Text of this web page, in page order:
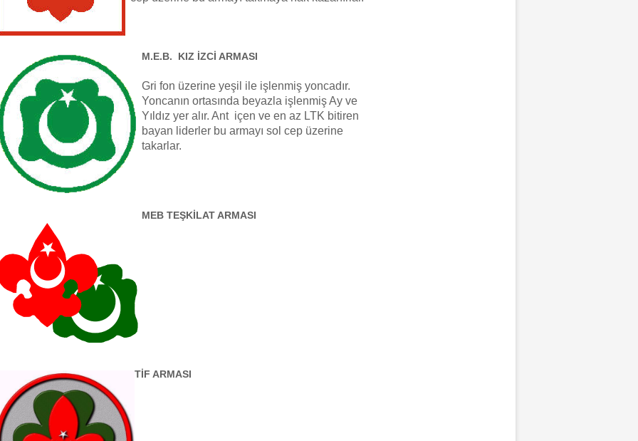
M.E.B. KIZ İZCİ ARMASI
Gri fon üzerine yeşil ile işlenmiş yoncadır.
Yoncanın ortasında beyazla işlenmiş Ay ve
Yıldız yer alır. Ant içen ve en az LTK bitiren
bayan liderler bu armayı sol cep üzerine
takarlar.
MEB TEŞKİLAT ARMASI
TİF ARMASI